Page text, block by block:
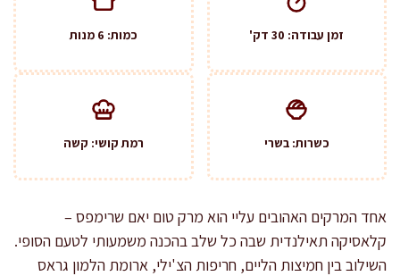
זמן עבודה: 30 דק' כמות: 6 מנות
כשרות: בשרי רמת קושי: קשה
אחד המרקים האהובים עליי הוא מרק טום יאם שרימפס –
קלאסיקה תאילנדית שבה כל שלב בהכנה משמעותי לטעם הסופי.
השילוב בין חמיצות הליים, חריפות הצ'ילי, ארומת הלמון גראס